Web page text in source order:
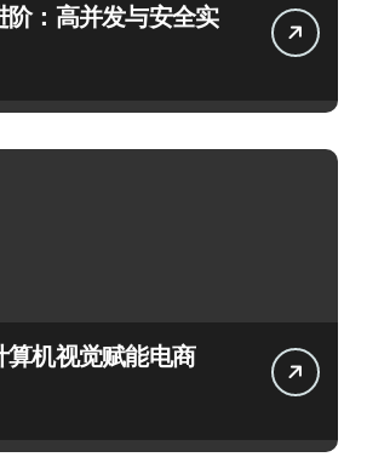
阶：高并发与安全实
算机视觉赋能电商